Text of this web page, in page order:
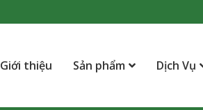
Giới thiệu Sản phẩm Dịch Vụ